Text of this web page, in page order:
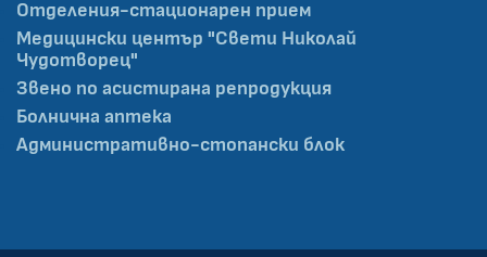
Отделения-стационарен прием
Медицински център "Свети Николай
Чудотворец"
Звено по асистирана репродукция
Болнична аптека
Административно-стопански блок